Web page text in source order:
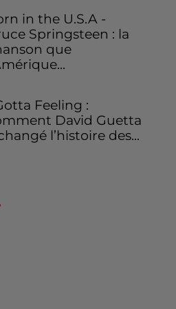
in the U.S.A -
Springsteen : la
que
Feeling :
David Guetta
l’histoire des...